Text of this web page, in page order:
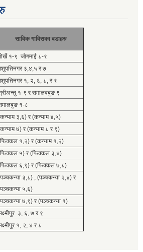
साविक गाविसका वडाहरु
१-९ जोगमाई ८-९
३,४,५ र ७
१, २, ६, ८, र ९
१-९ र समालवबुङ ९
१-८
३,६) र (कन्याम ४,५)
७) र (कन्याम ८ र ९)
१,२) र (कन्याम १,२)
५) र (फिक्कल ३,४)
६,९) र (फिक्कल ७,८)
३,८) , (पञ्चकन्या २,४) र
५,६)
७,९) र (पञ्चकन्या १)
३, ६, ७ र ९
१, २, ४ र ८